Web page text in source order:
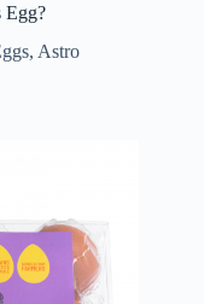
Egg?
Astro